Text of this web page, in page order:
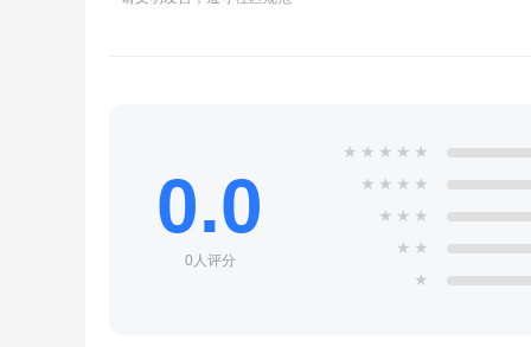
0.0
0人评分
★ ★ ★ ★ ★
★ ★ ★ ★
★ ★ ★
★ ★
★